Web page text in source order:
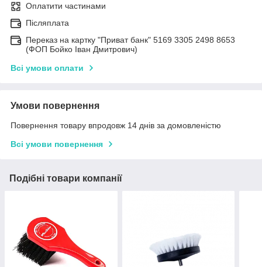
Оплатити частинами
Післяплата
Переказ на картку "Приват банк" 5169 3305 2498 8653
(ФОП Бойко Іван Дмитрович)
Всі умови оплати
Умови повернення
Повернення товару впродовж 14 днів за домовленістю
Всі умови повернення
Подібні товари компанії